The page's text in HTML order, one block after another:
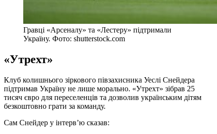
Гравці «Арсеналу» та «Лестеру» підтримали
Україну. Фото: shutterstock.com
«Утрехт»
Клуб колишнього зіркового півзахисника Уеслі Снейдера
підтримав Україну не лише морально. «Утрехт» зібрав 25
тисяч євро для переселенців та дозволив українським дітям
безкоштовно грати за команду.
Сам Снейдер у інтерв’ю сказав: